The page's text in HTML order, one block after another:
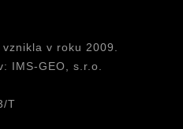
v roku 2009.
IMS-GEO, s.r.o.
T